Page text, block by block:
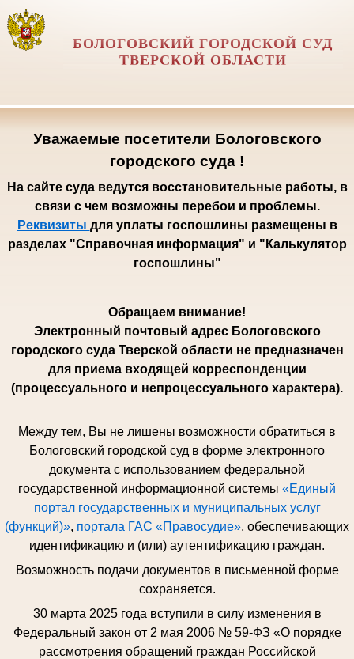
БОЛОГОВСКИЙ ГОРОДСКОЙ СУД
ТВЕРСКОЙ ОБЛАСТИ
Уважаемые посетители Бологовского
городского суда !
На сайте суда ведутся восстановительные работы, в
связи с чем возможны перебои и проблемы.
Реквизиты для уплаты госпошлины размещены в
разделах "Справочная информация" и "Калькулятор
госпошлины"
Обращаем внимание!
Электронный почтовый адрес Бологовского
городского суда Тверской области не предназначен
для приема входящей корреспонденции
(процессуального и непроцессуального характера).
Между тем, Вы не лишены возможности обратиться в
Бологовский городской суд в форме электронного
документа с использованием федеральной
государственной информационной системы «Единый
портал государственных и муниципальных услуг
(функций)», портала ГАС «Правосудие», обеспечивающих
идентификацию и (или) аутентификацию граждан.
Возможность подачи документов в письменной форме
сохраняется.
30 марта 2025 года вступили в силу изменения в
Федеральный закон от 2 мая 2006 № 59-ФЗ «О порядке
рассмотрения обращений граждан Российской